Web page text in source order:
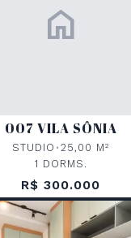
home
007 VILA SÔNIA
STUDIO • 25,00 M²
1 DORMS.
R$ 300.000